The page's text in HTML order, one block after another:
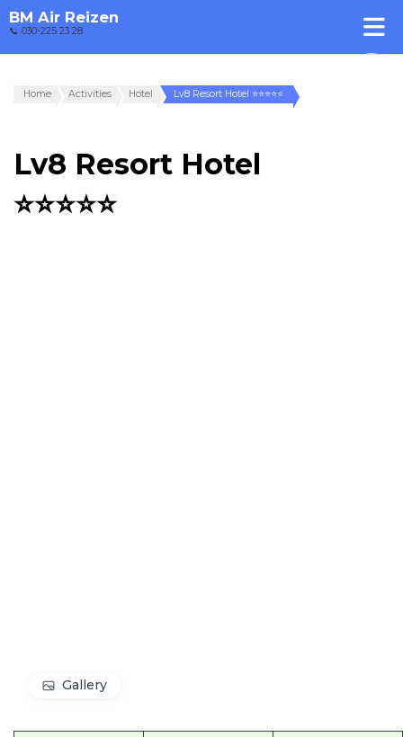
BM Air Reizen
📞 030-225 23 28
Home Activities Hotel Lv8 Resort Hotel ⭐⭐⭐⭐⭐
Lv8 Resort Hotel
⭐⭐⭐⭐⭐
Gallery